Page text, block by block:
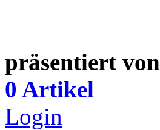
präsentiert von
0 Artikel
Login